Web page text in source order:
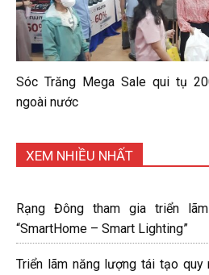
Sóc Trăng Mega Sale qui tụ
ngoài nước
XEM NHIỀU NHẤT
Rạng Đông tham gia triển
“SmartHome – Smart Lighting”
Triển lãm năng lượng tái tạo